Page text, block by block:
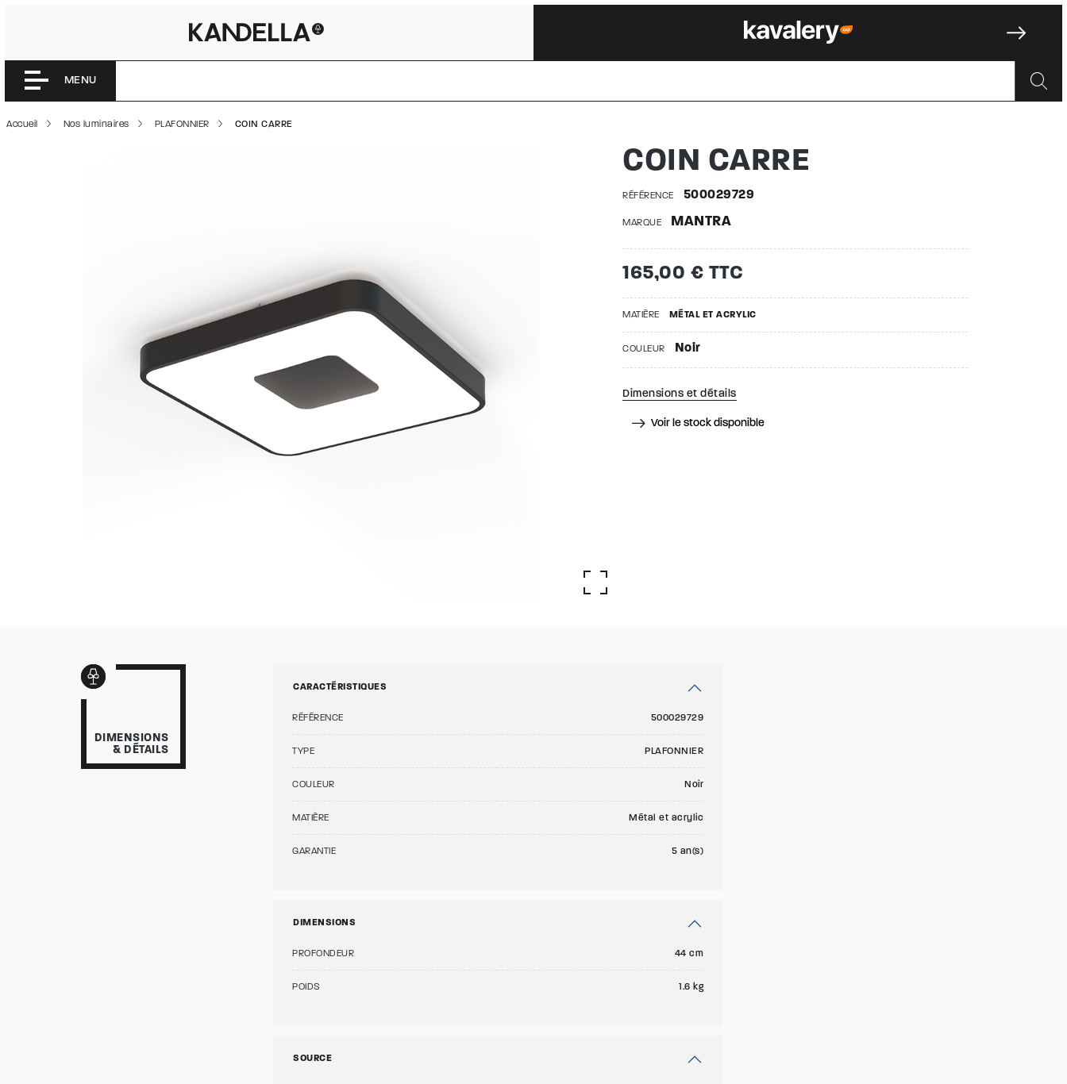
COIN CARRE | 500029729
MENU
Accueil Nos luminaires PLAFONNIER COIN CARRE
COIN CARRE
RÉFÉRENCE 500029729
MARQUE MANTRA
165,00 € TTC
MATIÈRE MÉTAL ET ACRYLIC
COULEUR Noir
Dimensions et détails
Voir le stock disponible
DIMENSIONS
& DÉTAILS
CARACTÉRISTIQUES
RÉFÉRENCE 500029729
TYPE PLAFONNIER
COULEUR Noir
MATIÈRE Métal et acrylic
GARANTIE 5 an(s)
DIMENSIONS
PROFONDEUR 44 cm
POIDS 1.6 kg
SOURCE